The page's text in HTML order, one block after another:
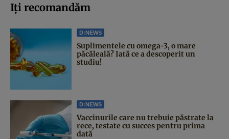
Iți recomandăm
D:NEWS
Suplimentele cu omega-3, o mare
păcăleală? Iată ce a descoperit un
studiu!
D:NEWS
Vaccinurile care nu trebuie păstrate la
rece, testate cu succes pentru prima
dată